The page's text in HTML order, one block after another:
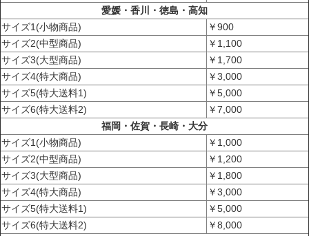
愛媛・香川・徳島・高知
サイズ1(小物商品)
￥900
サイズ2(中型商品)
￥1,100
サイズ3(大型商品)
￥1,700
サイズ4(特大商品)
￥3,000
サイズ5(特大送料1)
￥5,000
サイズ6(特大送料2)
￥7,000
福岡・佐賀・長崎・大分
サイズ1(小物商品)
￥1,000
サイズ2(中型商品)
￥1,200
サイズ3(大型商品)
￥1,800
サイズ4(特大商品)
￥3,000
サイズ5(特大送料1)
￥5,000
サイズ6(特大送料2)
￥8,000